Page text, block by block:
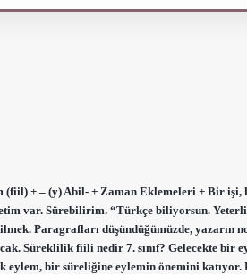
+ – (y) Abil- + Zaman Eklemeleri + Bir işi,
var. Sürebilirim. “Türkçe biliyorsun.
Paragrafları düşündüğümüzde, yazarın
Süreklilik fiili nedir 7. sınıf? Gelecekte bir
eylem, bir süreliğine eylemin önemini katıyor.